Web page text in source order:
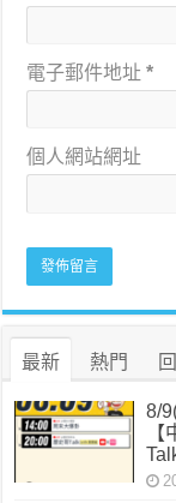
電子郵件地址*
個人網站網址
最新 熱門
8/